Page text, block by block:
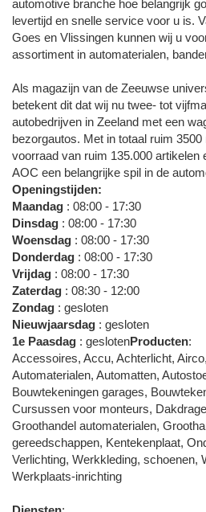
automotive branche hoe belangrijk
levertijd en snelle service voor u is.
Goes en Vlissingen kunnen wij u
assortiment in automaterialen,
Als magazijn van de Zeeuwse
betekent dit dat wij nu twee- tot
autobedrijven in Zeeland met een
bezorgautos. Met in totaal ruim
voorraad van ruim 135.000 artikelen
AOC een belangrijke spil in de
Openingstijden:
Maandag : 08:00 - 17:30
Dinsdag : 08:00 - 17:30
Woensdag : 08:00 - 17:30
Donderdag : 08:00 - 17:30
Vrijdag : 08:00 - 17:30
Zaterdag : 08:30 - 12:00
Zondag : gesloten
Nieuwjaarsdag : gesloten
1e Paasdag : geslotenProducten:
Accessoires, Accu, Achterlicht,
Automaterialen, Automatten,
Bouwtekeningen garages,
Cursussen voor monteurs,
Groothandel automaterialen,
gereedschappen, Kentekenplaat,
Verlichting, Werkkleding, schoenen,
Werkplaats-inrichting